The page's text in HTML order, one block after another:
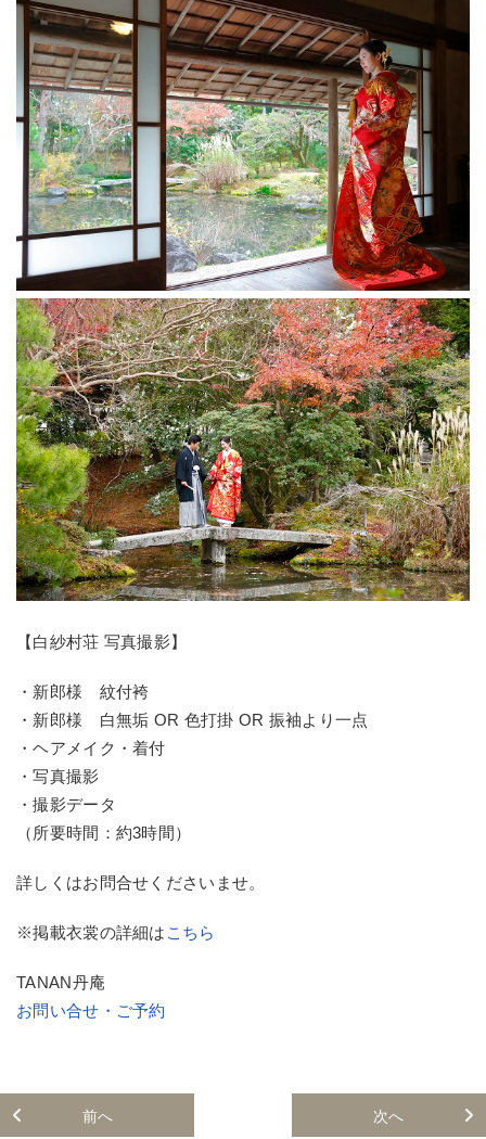
【白紗村荘 写真撮影】
・新郎様 紋付袴
・新郎様 白無垢 OR 色打掛 OR 振袖より一点
・ヘアメイク・着付
・写真撮影
・撮影データ
（所要時間：約3時間）
詳しくはお問合せくださいませ。
※掲載衣裳の詳細は こちら
TANAN丹庵
お問い合せ・ご予約
前へ 次へ